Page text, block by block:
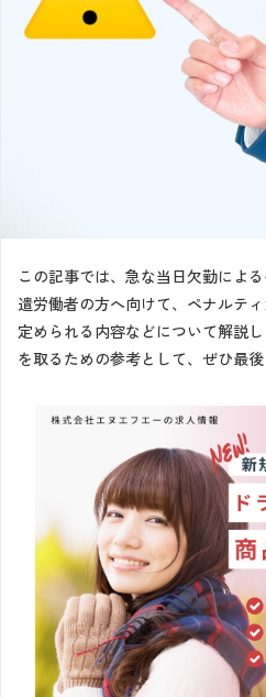
この記事では、急な当日欠勤によ
遣労働者の方へ向けて、ペナルテ
定められる内容などについて解説
を取るための参考として、ぜひ最後